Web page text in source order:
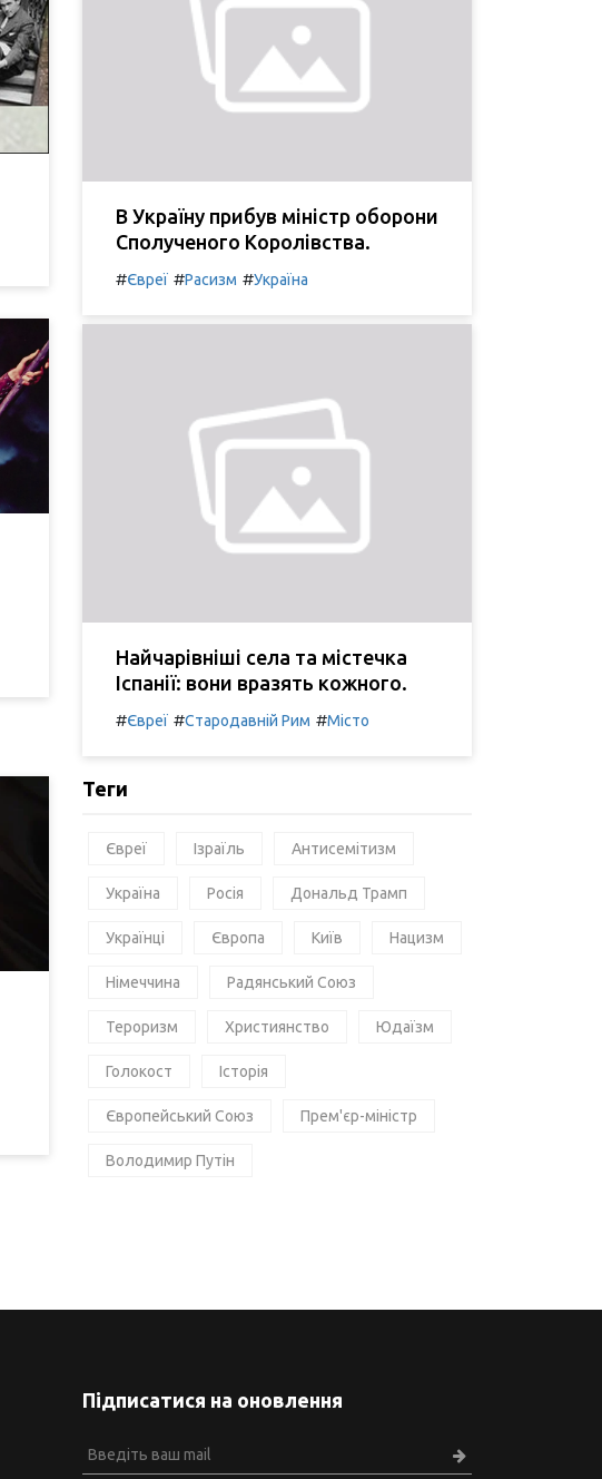
В Україну прибув міністр оборони
Сполученого Королівства.
#Євреї #Расизм #Україна
Найчарівніші села та містечка
Іспанії: вони вразять кожного.
#Євреї #Стародавній Рим #Місто
Теги
Євреї Ізраїль Антисемітизм
Україна Росія Дональд Трамп
Українці Європа Київ Нацизм
Німеччина Радянський Союз
Тероризм Християнство Юдаїзм
Голокост Історія
Європейський Союз Прем'єр-міністр
Володимир Путін
Підписатися на оновлення